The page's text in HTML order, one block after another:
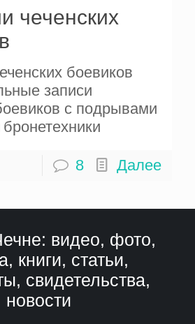
чеченских
боевиков
записи
с подрывами
8 Далее
видео, фото,
книги, статьи,
свидетельства,
новости